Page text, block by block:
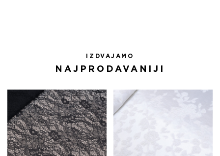
IZDVAJAMO
NAJPRODAVANIJI